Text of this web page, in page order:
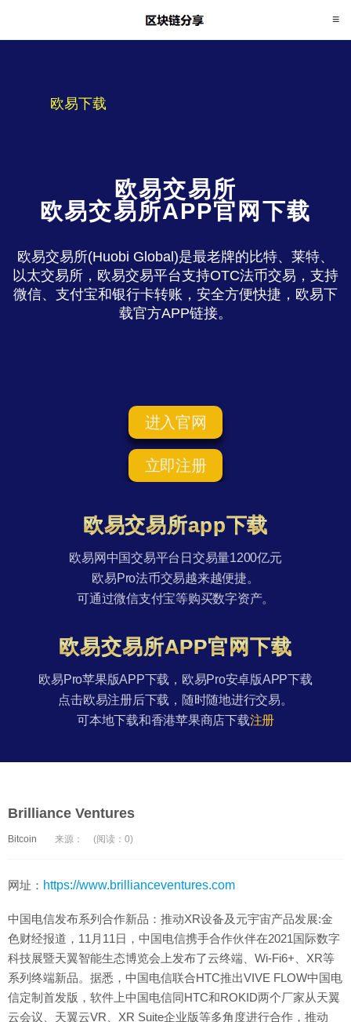
欧易下载
欧易交易所
欧易交易所APP官网下载
欧易交易所(Huobi Global)是最老牌的比特、莱特、
以太交易所，欧易交易平台支持OTC法币交易，支持
微信、支付宝和银行卡转账，安全方便快捷，欧易下
载官方APP链接。
进入官网
立即注册
欧易交易所app下载
欧易网中国交易平台日交易量1200亿元
欧易Pro法币交易越来越便捷。
可通过微信支付宝等购买数字资产。
欧易交易所APP官网下载
欧易Pro苹果版APP下载，欧易Pro安卓版APP下载
点击欧易注册后下载，随时随地进行交易。
可本地下载和香港苹果商店下载注册
Brilliance Ventures
Bitcoin 来源： (阅读：0)
网址： https://www.brillianceventures.com
中国电信发布系列合作新品：推动XR设备及元宇宙产品发展:金
色财经报道，11月11日，中国电信携手合作伙伴在2021国际数字
科技展暨天翼智能生态博览会上发布了云终端、Wi-Fi6+、XR等
系列终端新品。据悉，中国电信联合HTC推出VIVE FLOW中国电
信定制首发版，软件上中国电信同HTC和ROKID两个厂家从天翼
云会议、天翼云VR、XR Suite企业版等多角度进行合作，推动